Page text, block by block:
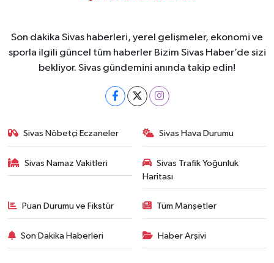
Son dakika Sivas haberleri, yerel gelişmeler, ekonomi ve
sporla ilgili güncel tüm haberler Bizim Sivas Haber’de sizi
bekliyor. Sivas gündemini anında takip edin!
Sivas Nöbetçi Eczaneler Sivas Hava Durumu
Sivas Namaz Vakitleri
Sivas Trafik Yoğunluk
Haritası
Puan Durumu ve Fikstür Tüm Manşetler
Son Dakika Haberleri Haber Arşivi